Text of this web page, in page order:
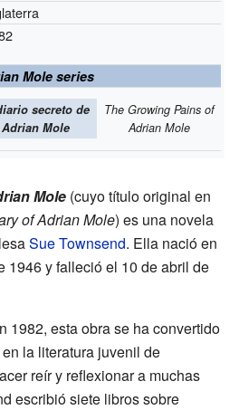
Mole series
secreto de
Adrian Mole
The Growing Pains of
Adrian Mole
Mole (cuyo título original en
of Adrian Mole) es una novela
Sue Townsend. Ella nació en
1946 y falleció el 10 de abril de
1982, esta obra se ha convertido
la literatura juvenil de
reír y reflexionar a muchas
escribió siete libros sobre